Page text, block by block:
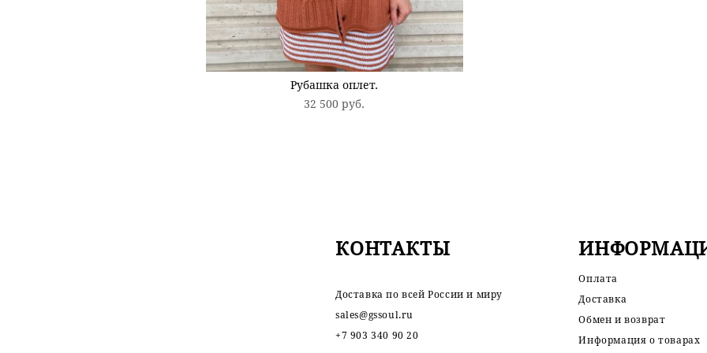
Рубашка оплет.
32 500 pуб.
КОНТАКТЫ
Доставка по всей России и миру
sales@gssoul.ru
+7 903 340 90 20
Оплата
Доставка
Обмен и возврат
Информация о товарах